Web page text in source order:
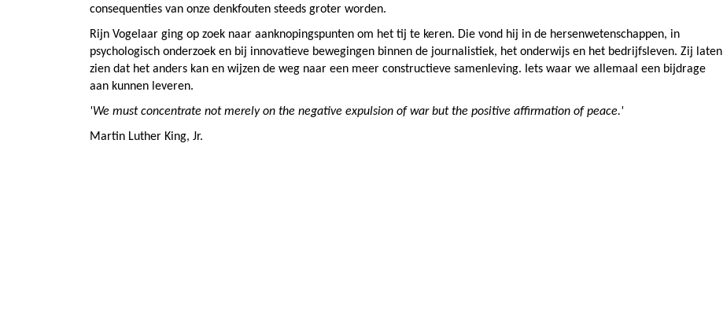
consequenties van onze denkfouten steeds groter worden.
Rijn Vogelaar ging op zoek naar aanknopingspunten om het tij te keren. Die vond hij in de hersenwetenschappen, in
psychologisch onderzoek en bij innovatieve bewegingen binnen de journalistiek, het onderwijs en het bedrijfsleven. Zij laten
zien dat het anders kan en wijzen de weg naar een meer constructieve samenleving. Iets waar we allemaal een bijdrage
aan kunnen leveren.
'We must concentrate not merely on the negative expulsion of war but the positive affirmation of peace.'
Martin Luther King, Jr.